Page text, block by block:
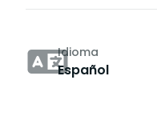
Idioma
Español